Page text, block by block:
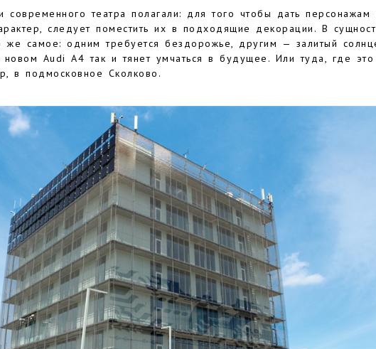
современного театра полагали: для того чтобы дать персонажам
следует поместить их в подходящие декорации. В
же самое: одним требуется бездорожье, другим — залитый
новом Audi A4 так и тянет умчаться в будущее. Или туда, где
в подмосковное Сколково.